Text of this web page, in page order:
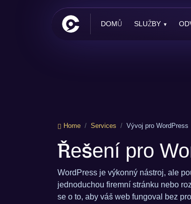
DOMŮ SLUŽBY
Home Services Vývoj pro WordPress
Řešení pro
WordPress je výkonný nástroj, ale
jednoduchou firemní stránku nebo
se o to, aby váš web fungoval bez